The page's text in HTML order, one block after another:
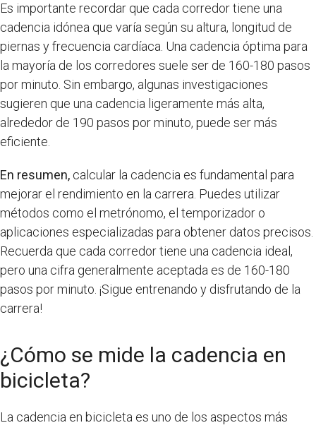
Es importante recordar que cada corredor tiene una
cadencia idónea que varía según su altura, longitud de
piernas y frecuencia cardíaca. Una cadencia óptima para
la mayoría de los corredores suele ser de 160-180 pasos
por minuto. Sin embargo, algunas investigaciones
sugieren que una cadencia ligeramente más alta,
alrededor de 190 pasos por minuto, puede ser más
eficiente.
En resumen, calcular la cadencia es fundamental para
mejorar el rendimiento en la carrera. Puedes utilizar
métodos como el metrónomo, el temporizador o
aplicaciones especializadas para obtener datos precisos.
Recuerda que cada corredor tiene una cadencia ideal,
pero una cifra generalmente aceptada es de 160-180
pasos por minuto. ¡Sigue entrenando y disfrutando de la
carrera!
¿Cómo se mide la cadencia en
bicicleta?
La cadencia en bicicleta es uno de los aspectos más